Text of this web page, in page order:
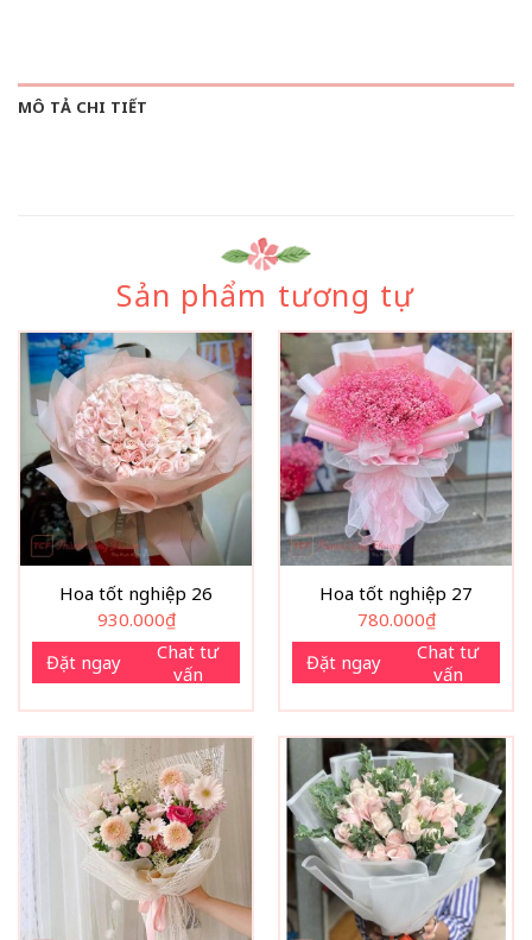
MÔ TẢ CHI TIẾT
Sản phẩm tương tự
Hoa tốt nghiệp 26
930.000₫
Đặt ngay
Chat tư
vấn
Hoa tốt nghiệp 27
780.000₫
Đặt ngay
Chat tư
vấn